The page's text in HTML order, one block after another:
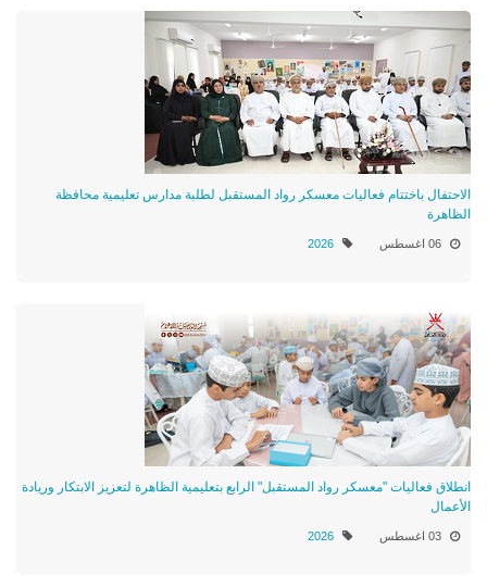
الاحتفال باختتام فعاليات معسكر رواد المستقبل لطلبة مدارس تعليمية محافظة
الظاهرة
06 اغسطس 2026
انطلاق فعاليات "معسكر رواد المستقبل" الرابع بتعليمية الظاهرة لتعزيز الابتكار وريادة
الأعمال
03 اغسطس 2026